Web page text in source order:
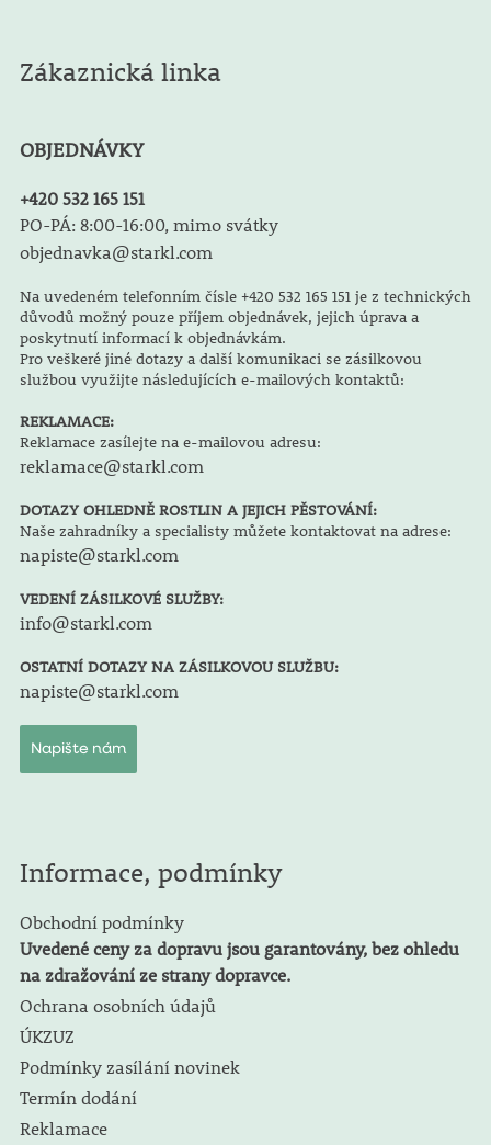
Zákaznická linka
OBJEDNÁVKY
+420 532 165 151
PO-PÁ: 8:00-16:00, mimo svátky
objednavka@starkl.com
Na uvedeném telefonním čísle +420 532 165 151 je z technických
důvodů možný pouze příjem objednávek, jejich úprava a
poskytnutí informací k objednávkám.
Pro veškeré jiné dotazy a další komunikaci se zásilkovou
službou využijte následujících e-mailových kontaktů:
REKLAMACE:
Reklamace zasílejte na e-mailovou adresu:
reklamace@starkl.com
DOTAZY OHLEDNĚ ROSTLIN A JEJICH PĚSTOVÁNÍ:
Naše zahradníky a specialisty můžete kontaktovat na adrese:
napiste@starkl.com
VEDENÍ ZÁSILKOVÉ SLUŽBY:
info@starkl.com
OSTATNÍ DOTAZY NA ZÁSILKOVOU SLUŽBU:
napiste@starkl.com
Napište nám
Informace, podmínky
Obchodní podmínky
Uvedené ceny za dopravu jsou garantovány, bez ohledu
na zdražování ze strany dopravce.
Ochrana osobních údajů
ÚKZUZ
Podmínky zasílání novinek
Termín dodání
Reklamace